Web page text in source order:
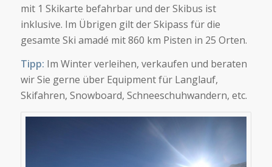
mit 1 Skikarte befahrbar und der Skibus ist
inklusive. Im Übrigen gilt der Skipass für die
gesamte Ski amadé mit 860 km Pisten in 25 Orten.
Tipp: Im Winter verleihen, verkaufen und beraten
wir Sie gerne über Equipment für Langlauf,
Skifahren, Snowboard, Schneeschuhwandern, etc.